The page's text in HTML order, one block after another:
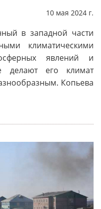
10 мая 2024 г.
в западной части
климатическими
явлений и
делают его климат
Копьева